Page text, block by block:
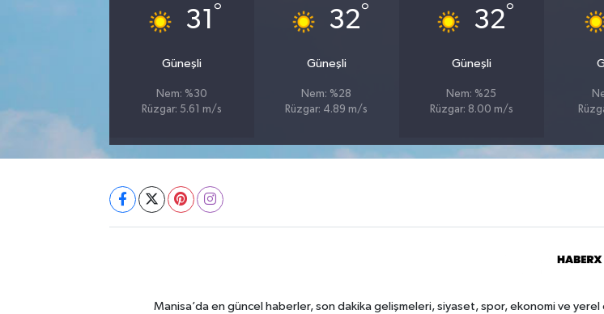
31 °
Güneşli
Nem: %30
Rüzgar: 5.61 m/s
32°
Güneşli
Nem: %28
Rüzgar: 4.89 m/s
32°
Güneşli
Nem: %25
Rüzgar: 8.00 m/s
Manisa’da en güncel haberler, son dakika gelişmeleri, siyaset, spor, ekonomi ve